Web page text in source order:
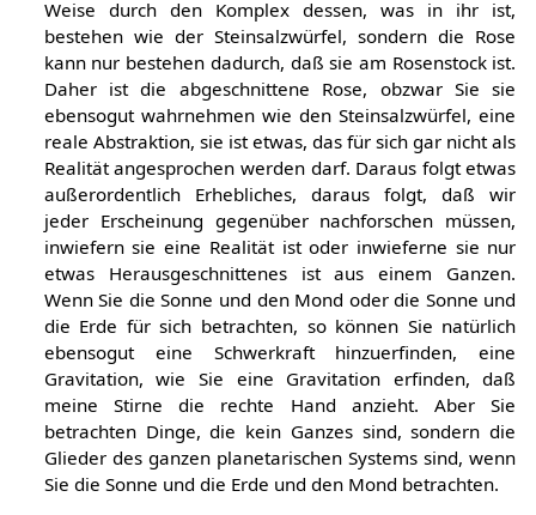
Weise durch den Komplex dessen, was in ihr ist,
bestehen wie der Steinsalzwürfel, sondern die Rose
kann nur bestehen dadurch, daß sie am Rosenstock ist.
Daher ist die abgeschnittene Rose, obzwar Sie sie
ebensogut wahrnehmen wie den Steinsalzwürfel, eine
reale Abstraktion, sie ist etwas, das für sich gar nicht als
Realität angesprochen werden darf. Daraus folgt etwas
außerordentlich Erhebliches, daraus folgt, daß wir
jeder Erscheinung gegenüber nachforschen müssen,
inwiefern sie eine Realität ist oder inwieferne sie nur
etwas Herausgeschnittenes ist aus einem Ganzen.
Wenn Sie die Sonne und den Mond oder die Sonne und
die Erde für sich betrachten, so können Sie natürlich
ebensogut eine Schwerkraft hinzuerfinden, eine
Gravitation, wie Sie eine Gravitation erfinden, daß
meine Stirne die rechte Hand anzieht. Aber Sie
betrachten Dinge, die kein Ganzes sind, sondern die
Glieder des ganzen planetarischen Systems sind, wenn
Sie die Sonne und die Erde und den Mond betrachten.